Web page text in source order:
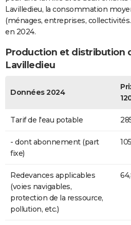
Lavilledieu, la consommation
(ménages, entreprises,
en 2024.
Production et distribution
Lavilledieu
Données 2024
Tarif de l'eau potable
- dont abonnement (part
fixe)
Redevances applicables
(voies navigables,
protection de la ressource,
pollution, etc.)